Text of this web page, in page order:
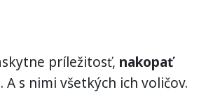
príležitosť, nakopať
. A s nimi všetkých ich voličov.